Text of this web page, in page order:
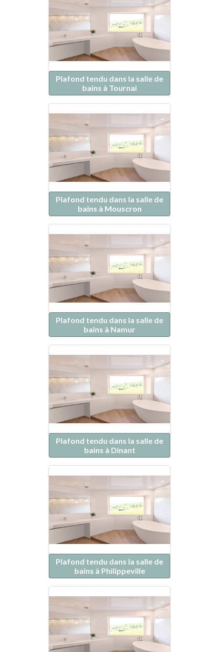
Plafond tendu dans la salle de
bains à Tournai
Plafond tendu dans la salle de
bains à Mouscron
Plafond tendu dans la salle de
bains à Namur
Plafond tendu dans la salle de
bains à Dinant
Plafond tendu dans la salle de
bains à Philippeville